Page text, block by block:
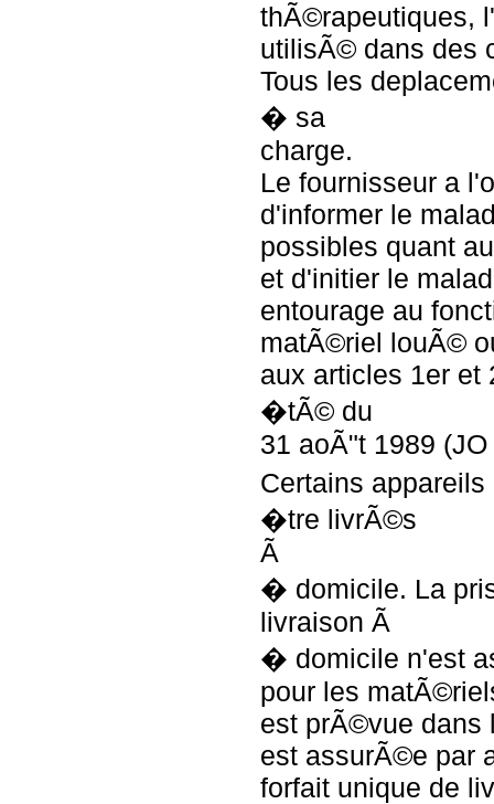
thÃ©rapeutiques,
utilisÃ© dans des
Tous les
� sa
charge.
Le fournisseur a
d'informer le
possibles quant
et d'initier le
entourage au
matÃ©riel louÃ©
aux articles 1er et
�tÃ© du
31 aoÃ"t 1989
Certains appareils
�tre livrÃ©s
Ã
� domicile. La
livraison Ã
� domicile n'est
pour les
est prÃ©vue dans
est assurÃ©e par
forfait unique de